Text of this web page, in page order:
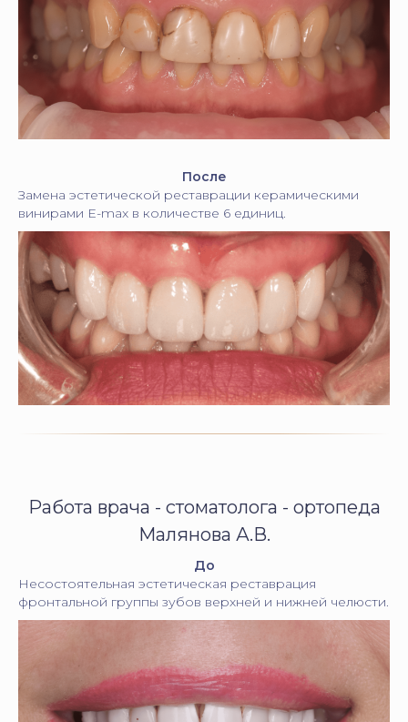
После
Замена эстетической реставрации керамическими
винирами E-max в количестве 6 единиц.
Работа врача - стоматолога - ортопеда
Малянова А.В.
До
Несостоятельная эстетическая реставрация
фронтальной группы зубов верхней и нижней челюсти.